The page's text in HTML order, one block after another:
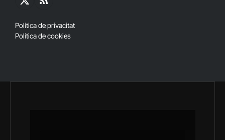
X
RSS
Política de privacitat
Política de cookies